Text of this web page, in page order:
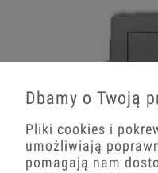
Dbamy o Twoją
Pliki cookies i
umożliwiają
pomagają nam